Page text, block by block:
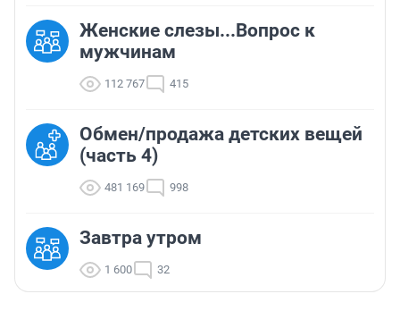
Женские слезы...Вопрос к
мужчинам
112 767 415
Обмен/продажа детских вещей
(часть 4)
481 169 998
Завтра утром
1 600 32